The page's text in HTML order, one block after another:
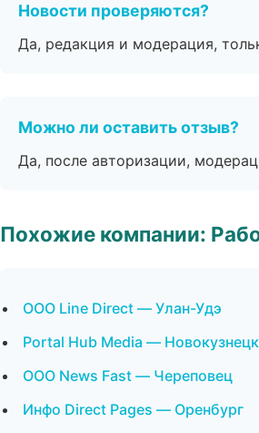
Новости проверяются?
Да, редакция и модерация,
Можно ли оставить отзыв?
Да, после авторизации,
Похожие компании:
ООО Line Direct — Улан-Удэ
Portal Hub Media — Новокузнецк
ООО News Fast — Череповец
Инфо Direct Pages — Оренбург